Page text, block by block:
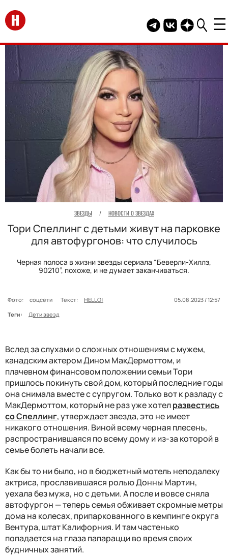
Перейти на главную
Telegram канал
Группа HELLO
Канал
ЗВЕЗДЫ / НОВОСТИ О ЗВЕЗДАХ
Тори Спеллинг с детьми живут на парковке
для автофургонов: что случилось
Черная полоса в жизни звезды сериала “Беверли-Хиллз,
90210”, похоже, и не думает заканчиваться.
Фото: соцсети Текст: HELLO!
05.08.2023 / 12:57
Теги:
Дети звезд
Вслед за слухами о сложных отношениям с мужем,
канадским актером Дином МакДермоттом, и
плачевном финансовом положении семьи Тори
пришлось покинуть свой дом, который последние годы
она снимала вместе с супругом. Только вот к разладу с
МакДермоттом, который не раз уже хотелразвестись
со Спеллинг, утверждает звезда, это не имеет
никакого отношения. Виной всему черная плесень,
распространившаяся по всему дому и из-за которой в
семье болеть начали все.
Как бы то ни было, но в бюджетный мотель неподалеку
актриса, прославившаяся ролью Донны Мартин,
уехала без мужа, но с детьми. А после и вовсе сняла
автофургон — теперь семья обживает скромные метры
дома на колесах, припаркованного в кемпинге округа
Вентура, штат Калифорния. И там частенько
попадается на глаза папарацци во время своих
будничных занятий.